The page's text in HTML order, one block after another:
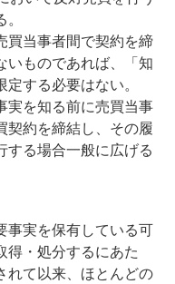
買当事者間で契約を締
いものであれば、「知
する必要はない。
実を知る前に売買当事
契約を締結し、その履
する場合一般に広げる
事実を保有している可
得・処分するにあた
れて以来、ほとんどの